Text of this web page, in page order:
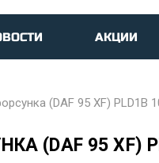
АКЦИИ
(DAF 95 XF) PLD1B
(DAF 95 XF)